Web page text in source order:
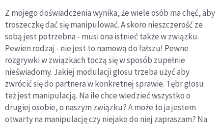
Z mojego doświadczenia wynika, że wiele osób ma chęć, aby
troszeczkę dać się manipulować. A skoro nieszczerość ze
sobą jest potrzebna - musi ona istnieć także w związku.
Pewien rodzaj - nie jest to namową do fałszu! Pewne
rozgrywki w związkach toczą się w sposób zupełnie
nieświadomy. Jakiej modulacji głosu trzeba użyć aby
zwrócić się do partnera w konkretnej sprawie. Tębr głosu
też jest manipulacją. Na ile chce wiedzieć wszystko o
drugiej osobie, o naszym związku? A może to ja jestem
otwarty na manipulację czy niejako do niej zapraszam? Na